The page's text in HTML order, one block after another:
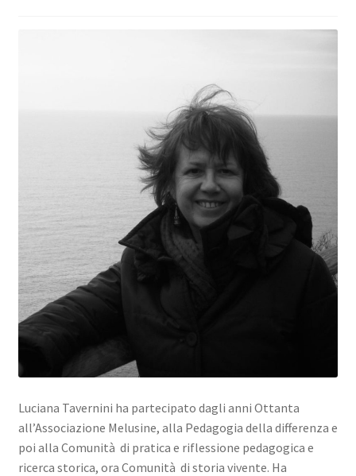
Luciana Tavernini ha partecipato dagli anni Ottanta
all’Associazione Melusine, alla Pedagogia della differenza e
poi alla Comunità di pratica e riflessione pedagogica e
ricerca storica, ora Comunità di storia vivente. Ha